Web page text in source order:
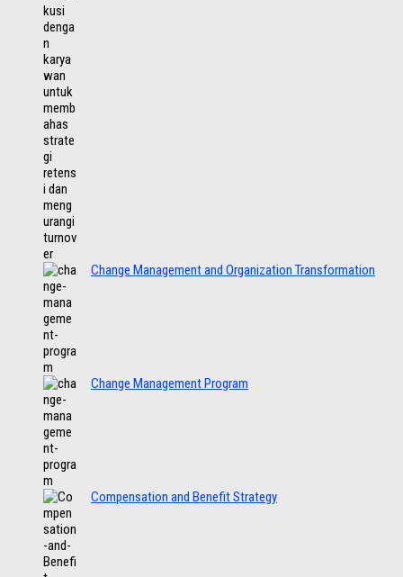
Change Management and Organization Transformation
Change Management Program
Compensation and Benefit Strategy